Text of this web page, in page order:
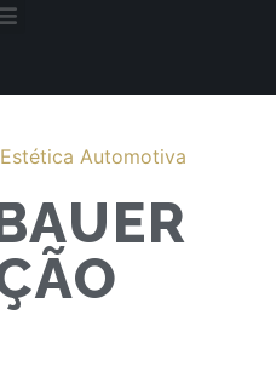
Estética Automotiva